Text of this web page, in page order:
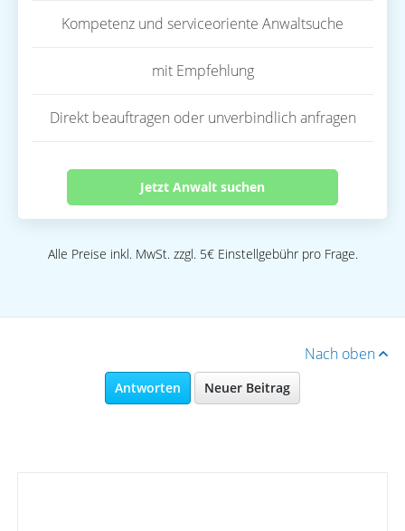
Kompetenz und serviceoriente Anwaltsuche
mit Empfehlung
Direkt beauftragen oder unverbindlich anfragen
Jetzt Anwalt suchen
Alle Preise inkl. MwSt. zzgl. 5€ Einstellgebühr pro Frage.
Nach oben
Antworten Neuer Beitrag